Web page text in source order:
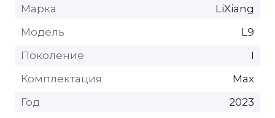
Марка
LiXiang
Модель
L9
Поколение
I
Комплектация
Max
Год
2023